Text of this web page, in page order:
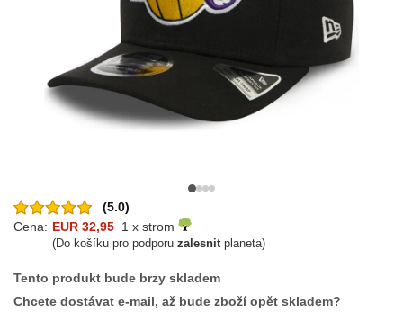
(5.0)
Cena: EUR 32,95 1 x strom
(Do košíku pro podporu zalesnitplaneta)
Tento produkt bude brzy skladem
Chcete dostávat e-mail, až bude zboží opět skladem?